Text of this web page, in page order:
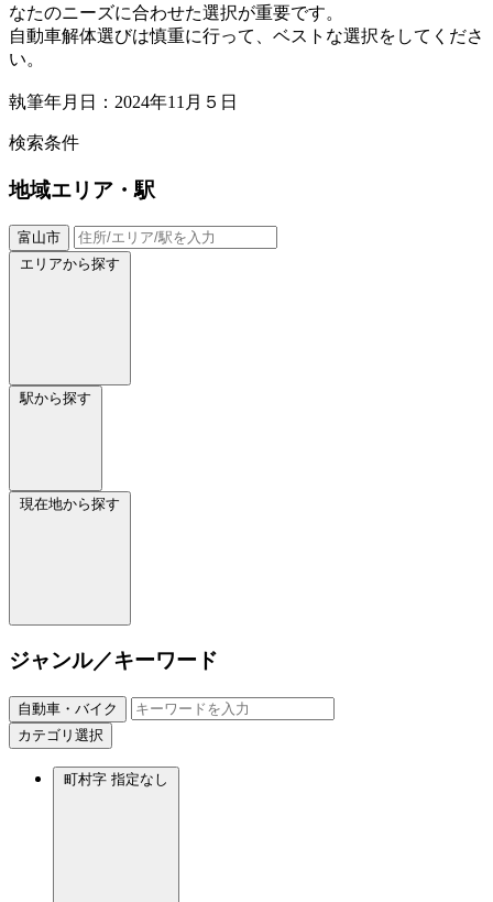
なたのニーズに合わせた選択が重要です。
自動車解体選びは慎重に行って、ベストな選択をしてくださ
い。
執筆年月日：2024年11月５日
検索条件
地域エリア・駅
富山市
エリアから探す
駅から探す
現在地から探す
ジャンル／キーワード
自動車・バイク
カテゴリ選択
町村字 指定なし